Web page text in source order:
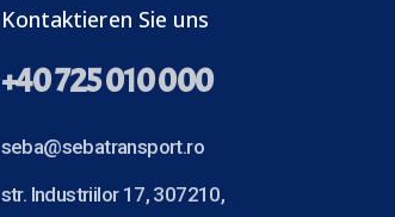
Kontaktieren Sie uns
+40 725 010 000
seba@sebatransport.ro
str. Industriilor 17, 307210,